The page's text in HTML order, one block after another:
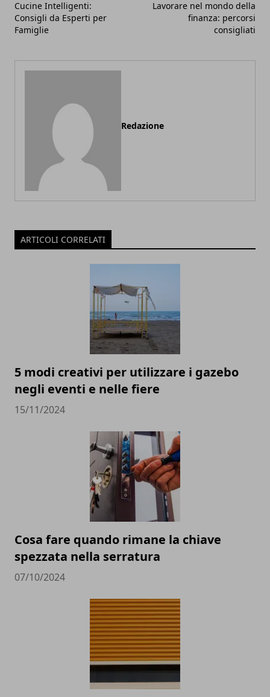
Cucine Intelligenti:
Consigli da Esperti per
Famiglie
Lavorare nel mondo della
finanza: percorsi
consigliati
Redazione
ARTICOLI CORRELATI
5 modi creativi per utilizzare i gazebo
negli eventi e nelle fiere
15/11/2024
Cosa fare quando rimane la chiave
spezzata nella serratura
07/10/2024